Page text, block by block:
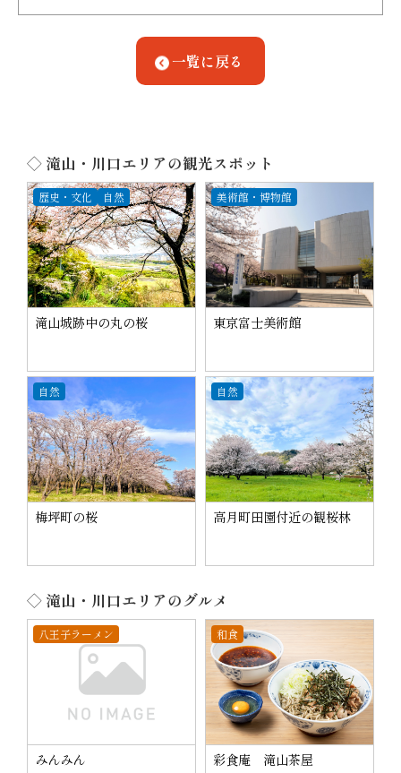
一覧に戻る
◇ 滝山・川口エリアの観光スポット
歴史・文化 自然
滝山城跡中の丸の桜
美術館・博物館
東京富士美術館
自然
梅坪町の桜
自然
高月町田園付近の観桜林
◇ 滝山・川口エリアのグルメ
八王子ラーメン
みんみん
和食
彩食庵 滝山茶屋